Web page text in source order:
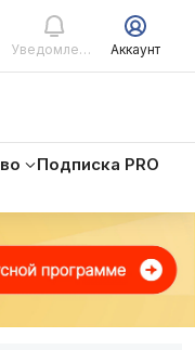
Уведомления Аккаунт
Подписка PRO